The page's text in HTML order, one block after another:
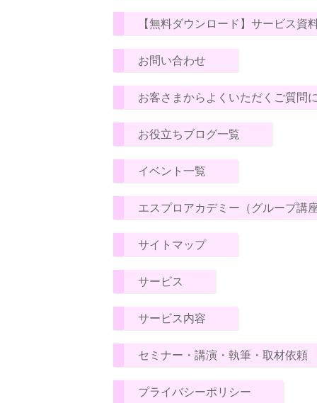
【無料ダウンロード】サービス資
お問い合わせ
お客さまからよくいただくご質問
お役立ちブログ一覧
イベント一覧
エスプロアカデミー（グループ講座
サイトマップ
サービス
サービス内容
セミナー・講演・執筆・取材依頼
プライバシーポリシー